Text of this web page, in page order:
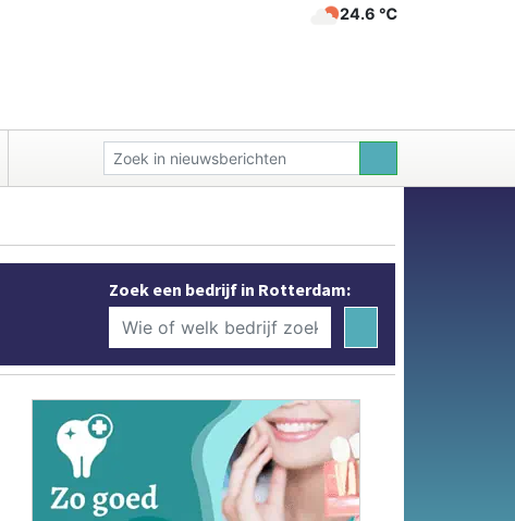
24.6 ℃
Zoek een bedrijf in Rotterdam: